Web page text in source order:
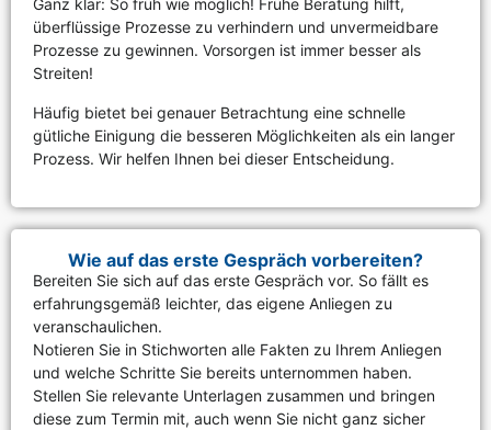
Ganz klar: So früh wie möglich! Frühe Beratung hilft,
überflüssige Prozesse zu verhindern und unvermeidbare
Prozesse zu gewinnen. Vorsorgen ist immer besser als
Streiten!
Häufig bietet bei genauer Betrachtung eine schnelle
gütliche Einigung die besseren Möglichkeiten als ein langer
Prozess. Wir helfen Ihnen bei dieser Entscheidung.
Wie auf das erste Gespräch vorbereiten?
Bereiten Sie sich auf das erste Gespräch vor. So fällt es
erfahrungsgemäß leichter, das eigene Anliegen zu
veranschaulichen.
Notieren Sie in Stichworten alle Fakten zu Ihrem Anliegen
und welche Schritte Sie bereits unternommen haben.
Stellen Sie relevante Unterlagen zusammen und bringen
diese zum Termin mit, auch wenn Sie nicht ganz sicher